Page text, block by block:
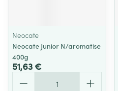
Neocate
Neocate Junior N/aromatise
400g
51,63 €